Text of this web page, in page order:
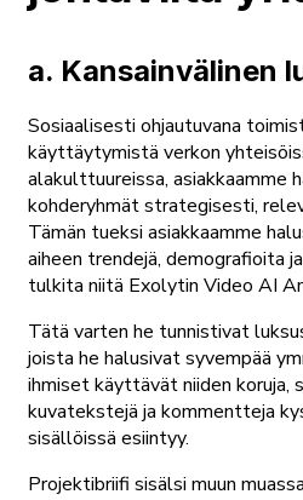
a. Kansainvälinen
Sosiaalisesti ohjautuvana
käyttäytymistä verkon
alakulttuureissa, asiakkaamme
kohderyhmät strategisesti,
Tämän tueksi asiakkaamme
aiheen trendejä, demografioita
tulkita niitä Exolytin Video AI
Tätä varten he tunnistivat
joista he halusivat syvempää
ihmiset käyttävät niiden koruja,
kuvatekstejä ja kommentteja
sisällöissä esiintyy.
Projektibriifi sisälsi muun